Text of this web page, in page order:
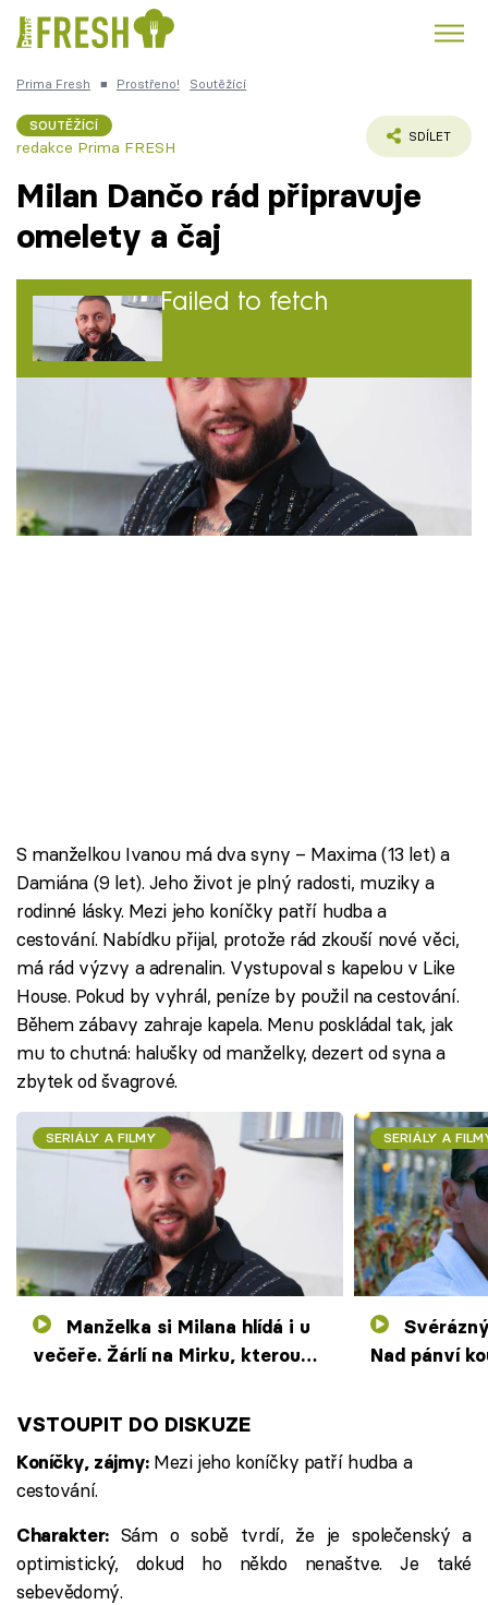
Česká kuchyně Čokoláda
Témata
Recepty
TV Program
Škola vaření
Sledujte nás
Prima Fresh ■ Prostřeno! Soutěžící
SOUTĚŽÍCÍ
redakce Prima FRESH
SDÍLET
Milan Dančo rád připravuje
omelety a čaj
Failed to fetch
Milan (37) má středoškolské vzdělání a je
správcem městské čtvrti.
S manželkou Ivanou má dva syny – Maxima (13 let) a
Damiána (9 let). Jeho život je plný radosti, muziky a
rodinné lásky. Mezi jeho koníčky patří hudba a
cestování. Nabídku přijal, protože rád zkouší nové věci,
má rád výzvy a adrenalin. Vystupoval s kapelou v Like
House. Pokud by vyhrál, peníze by použil na cestování.
Během zábavy zahraje kapela. Menu poskládal tak, jak
mu to chutná: halušky od manželky, dezert od syna a
zbytek od švagrové.
SERIÁLY A FILMY
večeře. Žárlí na Mirku, kterou
SERIÁLY A
Svérázný Julius vaří na lodi.
Nad pánví
VSTOUPIT DO DISKUZE
Koníčky, zájmy: Mezi jeho koníčky patří hudba a
cestování.
Charakter:Sám o sobě tvrdí, že je společenský a
optimistický, dokud ho někdo nenaštve. Je také
sebevědomý.